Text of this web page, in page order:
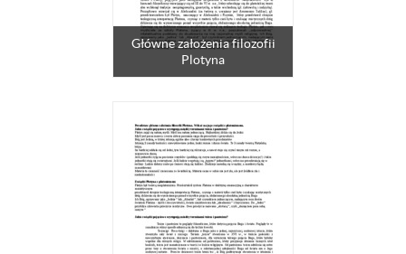
Główne założenia filozofii
Plotyna